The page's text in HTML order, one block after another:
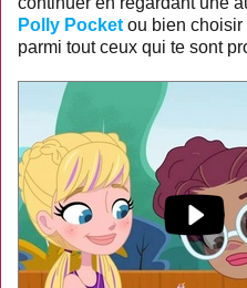
Polly Pocket ou bien
parmi tout ceux qui te sont